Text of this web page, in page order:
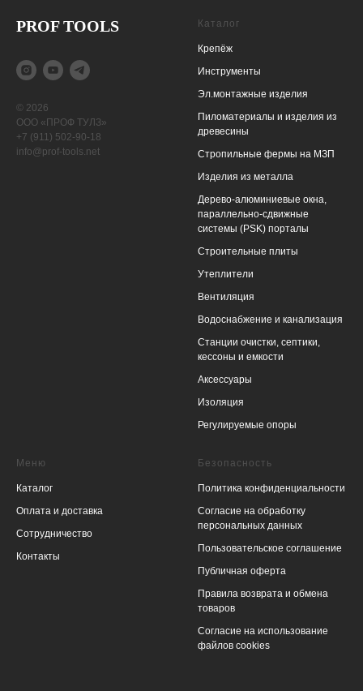
PROF TOOLS
© 2026
ООО «ПРОФ ТУЛЗ»
+7 (911) 502-90-18
info@prof-tools.net
Каталог
Крепёж
Инструменты
Эл.монтажные изделия
Пиломатериалы и изделия из
древесины
Cтропильные фермы на МЗП
Изделия из металла
Дерево-алюминиевые окна,
параллельно-сдвижные
системы (PSK) порталы
Строительные плиты
Утеплители
Вентиляция
Водоснабжение и канализация
Станции очистки, cептики,
кессоны и емкости
Аксессуары
Изоляция
Регулируемые опоры
Меню
Каталог
Оплата и доставка
Сотрудничество
Контакты
Безопасность
Политика конфиденциальности
Согласие на обработку
персональных данных
Пользовательское соглашение
Публичная оферта
Правила возврата и обмена
товаров
Согласие на использование
файлов cookies